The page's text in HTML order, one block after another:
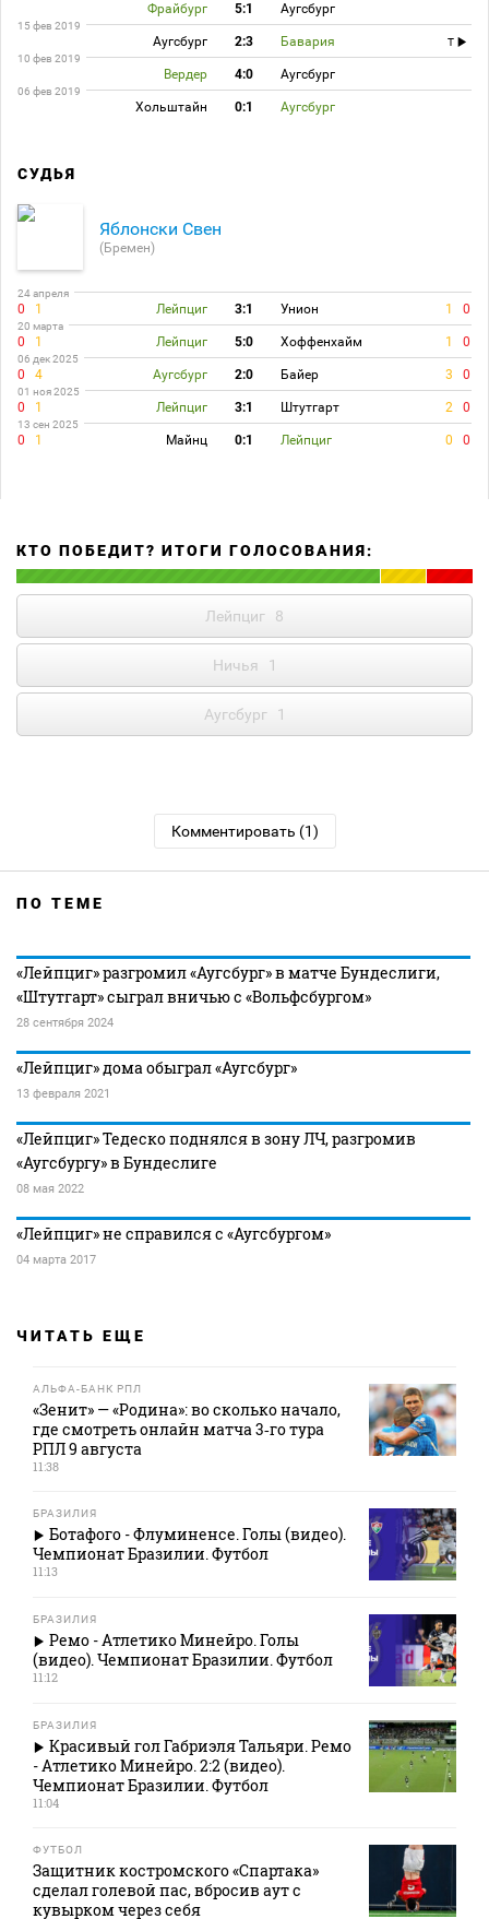
Фрайбург 5:1 Аугсбург
15 фев 2019
Аугсбург 2:3 Бавария
T
10 фев 2019
Вердер 4:0 Аугсбург
06 фев 2019
Хольштайн 0:1 Аугсбург
СУДЬЯ
Яблонски Свен
(Бремен)
24 апреля
0 1 Лейпциг 3:1 Унион 1 0
20 марта
0 1 Лейпциг 5:0 Хоффенхайм 1 0
06 дек 2025
0 4 Аугсбург 2:0 Байер 3 0
01 ноя 2025
0 1 Лейпциг 3:1 Штутгарт 2 0
13 сен 2025
0 1 Майнц 0:1 Лейпциг 0 0
КТО ПОБЕДИТ? ИТОГИ ГОЛОСОВАНИЯ:
Лейпциг 8
Ничья 1
Аугсбург 1
Комментировать (1)
ПО ТЕМЕ
«Лейпциг» разгромил «Аугсбург» в матче Бундеслиги,
«Штутгарт» сыграл вничью с «Вольфсбургом»
28 сентября 2024
«Лейпциг» дома обыграл «Аугсбург»
13 февраля 2021
«Лейпциг» Тедеско поднялся в зону ЛЧ, разгромив
«Аугсбургу» в Бундеслиге
08 мая 2022
«Лейпциг» не справился с «Аугсбургом»
04 марта 2017
ЧИТАТЬ ЕЩЕ
АЛЬФА-БАНК РПЛ
«Зенит» — «Родина»: во сколько начало,
где смотреть онлайн матча 3‑го тура
РПЛ 9 августа
11:38
БРАЗИЛИЯ
Ботафого - Флуминенсе. Голы (видео).
Чемпионат Бразилии. Футбол
11:13
БРАЗИЛИЯ
Ремо - Атлетико Минейро. Голы
(видео). Чемпионат Бразилии. Футбол
11:12
БРАЗИЛИЯ
Красивый гол Габриэля Тальяри. Ремо
- Атлетико Минейро. 2:2 (видео).
Чемпионат Бразилии. Футбол
11:04
ФУТБОЛ
Защитник костромского «Спартака»
сделал голевой пас, вбросив аут с
кувырком через себя